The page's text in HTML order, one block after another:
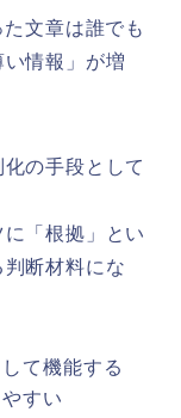
文章は誰でも
情報」が増
の手段として
「根拠」とい
断材料にな
て機能する
すい